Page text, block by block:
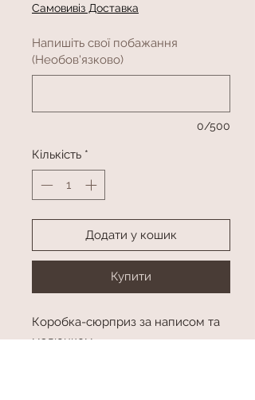
Самовивіз Доставка
Напишіть свої побажання
(Необов'язково)
0/500
Кількість *
Додати у кошик
Купити
Коробка-сюрприз за написом та
малюнком